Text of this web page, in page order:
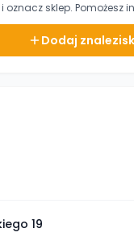
i oznacz sklep. Pomożesz
Dodaj
19